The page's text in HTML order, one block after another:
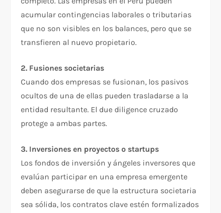
acumular contingencias laborales o tributarias
que no son visibles en los balances, pero que se
transfieren al nuevo propietario.
2. Fusiones societarias
Cuando dos empresas se fusionan, los pasivos
ocultos de una de ellas pueden trasladarse a la
entidad resultante. El due diligence cruzado
protege a ambas partes.
3. Inversiones en proyectos o startups
Los fondos de inversión y ángeles inversores que
evalúan participar en una empresa emergente
deben asegurarse de que la estructura societaria
sea sólida, los contratos clave estén formalizados